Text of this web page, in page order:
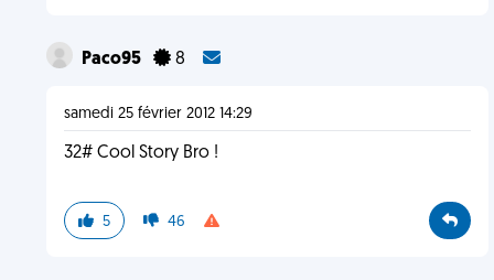
Paco95 8
samedi 25 février 2012 14:29
32# Cool Story Bro !
5 46